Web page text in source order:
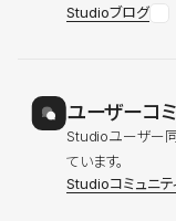
Studioブログ
ユーザーコ
Studioユーザー
ています。
Studioコミュニテ